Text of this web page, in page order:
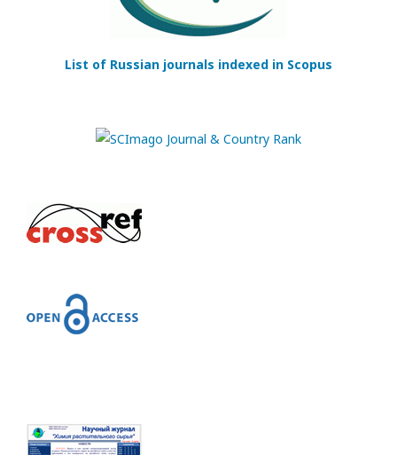
List of Russian journals indexed in Scopus